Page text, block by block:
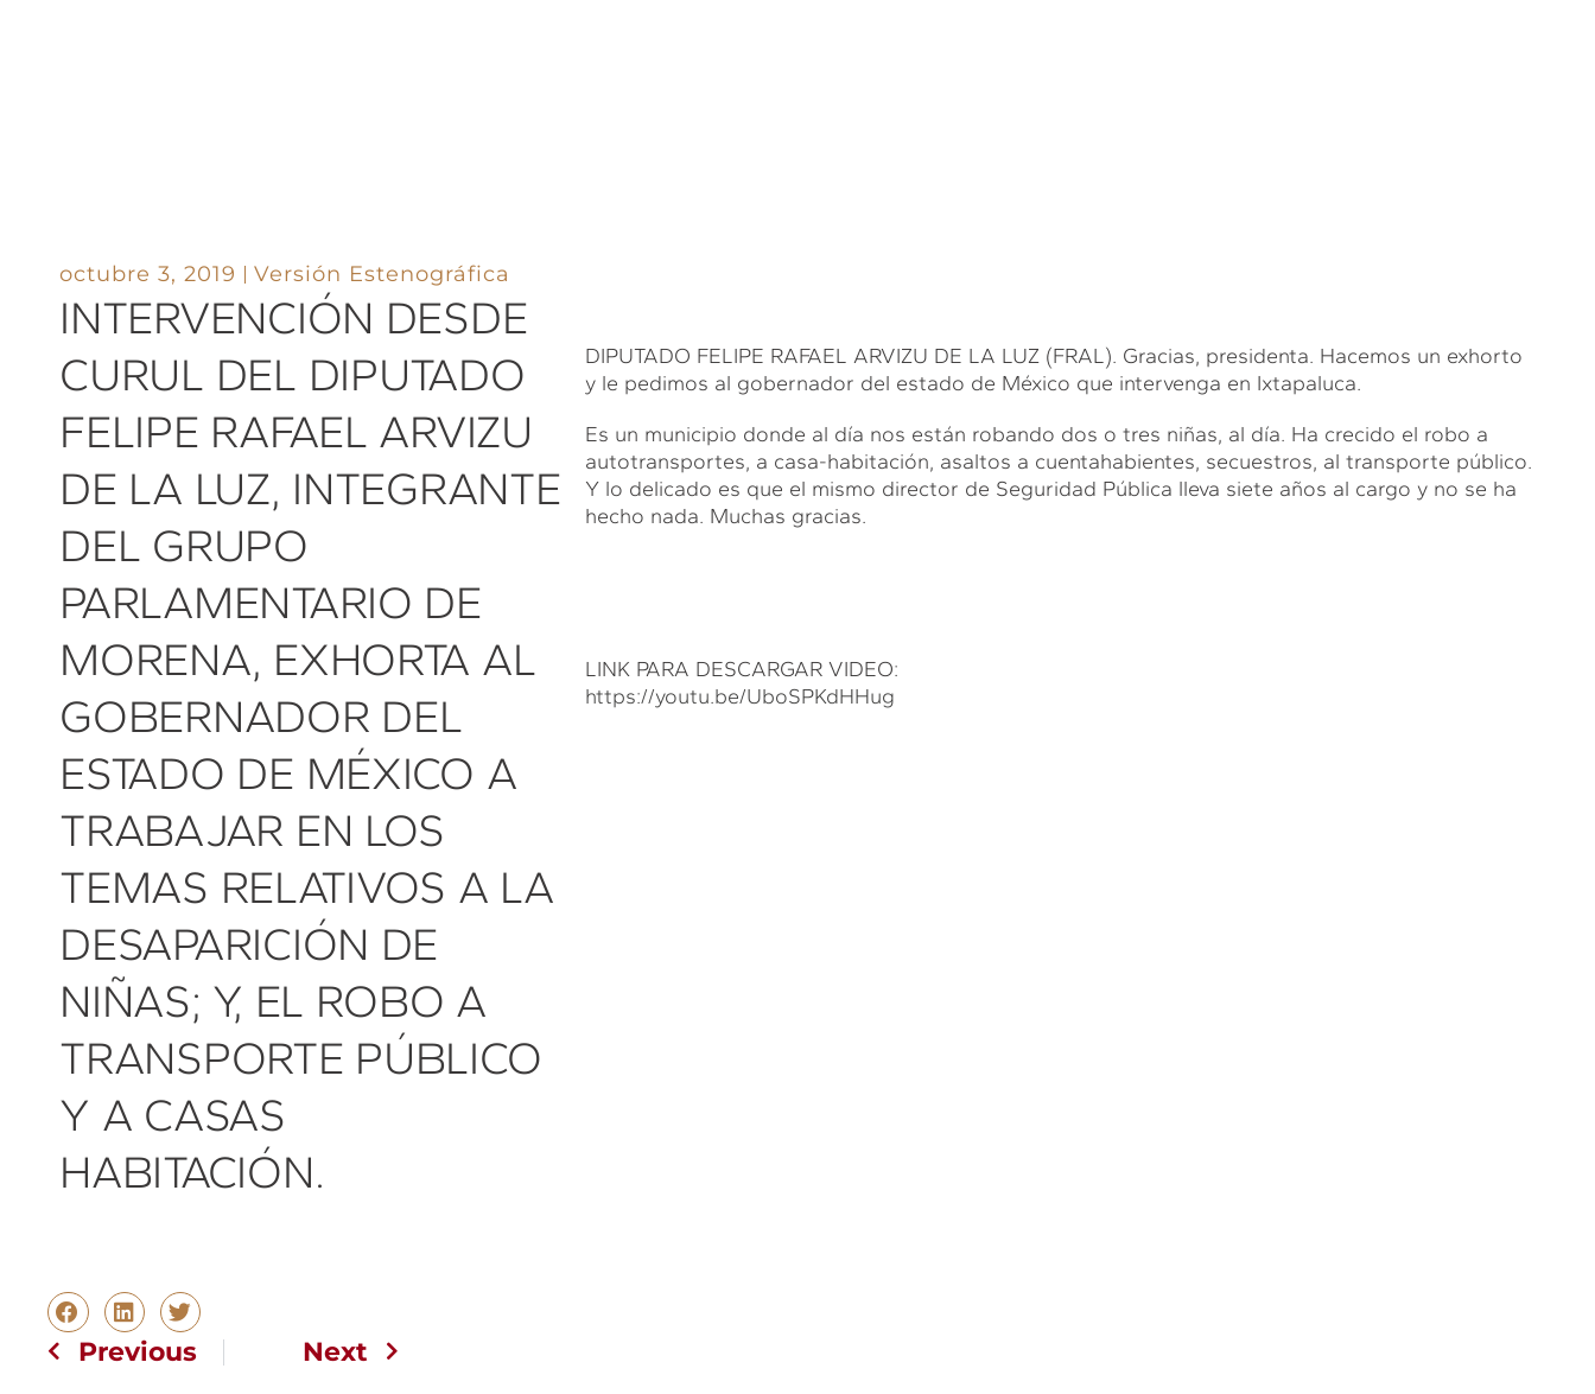
octubre 3, 2019 Versión Estenográfica
INTERVENCIÓN DESDE
CURUL DEL DIPUTADO
FELIPE RAFAEL ARVIZU
DE LA LUZ, INTEGRANTE
DEL GRUPO
PARLAMENTARIO DE
MORENA, EXHORTA AL
GOBERNADOR DEL
ESTADO DE MÉXICO A
TRABAJAR EN LOS
TEMAS RELATIVOS A LA
DESAPARICIÓN DE
NIÑAS; Y, EL ROBO A
TRANSPORTE PÚBLICO
Y A CASAS
HABITACIÓN.
DIPUTADO FELIPE RAFAEL ARVIZU DE LA LUZ (FRAL). Gracias, presidenta. Hacemos un exhorto
y le pedimos al gobernador del estado de México que intervenga en Ixtapaluca.
Es un municipio donde al día nos están robando dos o tres niñas, al día. Ha crecido el robo a
autotransportes, a casa-habitación, asaltos a cuentahabientes, secuestros, al transporte público.
Y lo delicado es que el mismo director de Seguridad Pública lleva siete años al cargo y no se ha
hecho nada. Muchas gracias.
LINK PARA DESCARGAR VIDEO:
https://youtu.be/UboSPKdHHug
Previous Next